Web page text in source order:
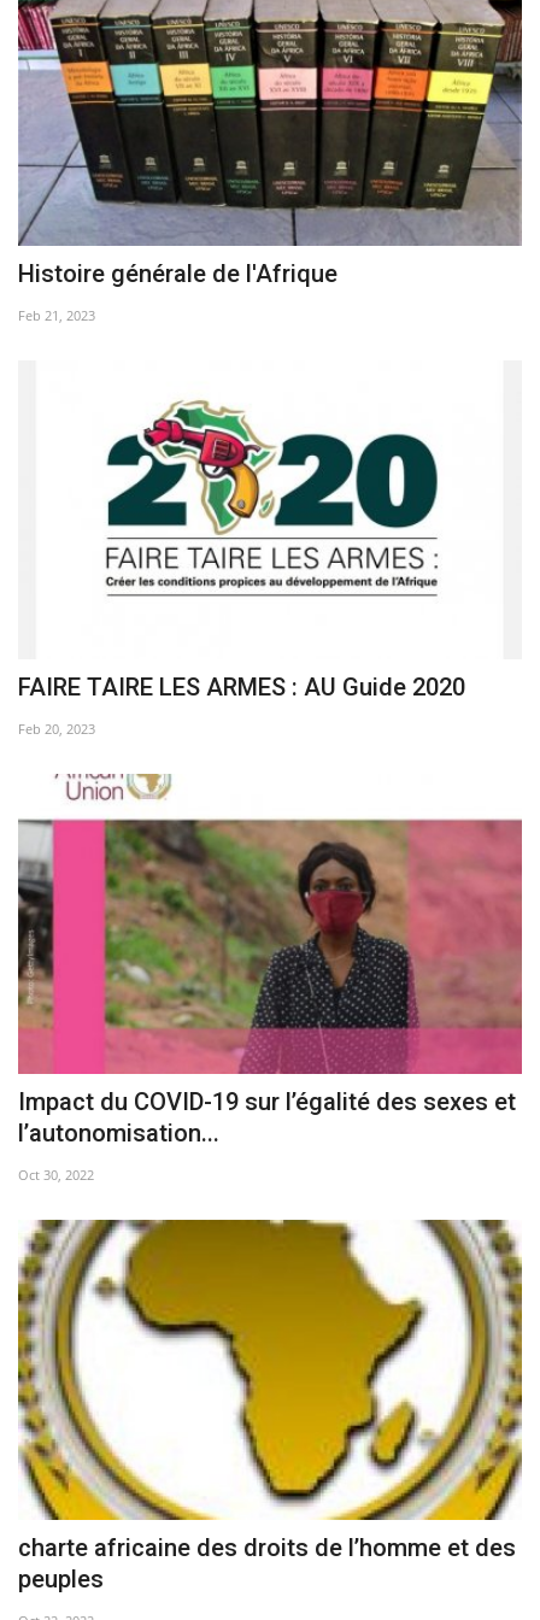
L'exposition
Références
Gallery
Nos Partenaires
Swahili español
Arabic
Histoire générale de l'Afrique
Feb 21, 2023
FAIRE TAIRE LES ARMES : AU Guide 2020
Feb 20, 2023
Impact du COVID-19 sur l’égalité des sexes et
l’autonomisation...
Oct 30, 2022
charte africaine des droits de l’homme et des
peuples